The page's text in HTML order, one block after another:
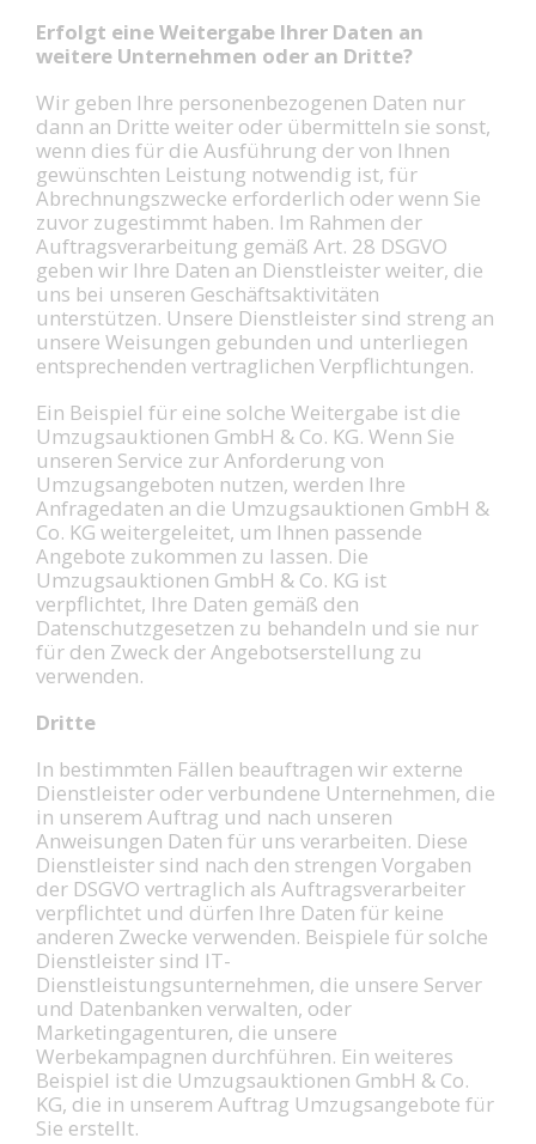
Erfolgt eine Weitergabe Ihrer Daten an
weitere Unternehmen oder an Dritte?
Wir geben Ihre personenbezogenen Daten nur
dann an Dritte weiter oder übermitteln sie sonst,
wenn dies für die Ausführung der von Ihnen
gewünschten Leistung notwendig ist, für
Abrechnungszwecke erforderlich oder wenn Sie
zuvor zugestimmt haben. Im Rahmen der
Auftragsverarbeitung gemäß Art. 28 DSGVO
geben wir Ihre Daten an Dienstleister weiter, die
uns bei unseren Geschäftsaktivitäten
unterstützen. Unsere Dienstleister sind streng an
unsere Weisungen gebunden und unterliegen
entsprechenden vertraglichen Verpflichtungen.
Ein Beispiel für eine solche Weitergabe ist die
Umzugsauktionen GmbH & Co. KG. Wenn Sie
unseren Service zur Anforderung von
Umzugsangeboten nutzen, werden Ihre
Anfragedaten an die Umzugsauktionen GmbH &
Co. KG weitergeleitet, um Ihnen passende
Angebote zukommen zu lassen. Die
Umzugsauktionen GmbH & Co. KG ist
verpflichtet, Ihre Daten gemäß den
Datenschutzgesetzen zu behandeln und sie nur
für den Zweck der Angebotserstellung zu
verwenden.
Dritte
In bestimmten Fällen beauftragen wir externe
Dienstleister oder verbundene Unternehmen, die
in unserem Auftrag und nach unseren
Anweisungen Daten für uns verarbeiten. Diese
Dienstleister sind nach den strengen Vorgaben
der DSGVO vertraglich als Auftragsverarbeiter
verpflichtet und dürfen Ihre Daten für keine
anderen Zwecke verwenden. Beispiele für solche
Dienstleister sind IT-
Dienstleistungsunternehmen, die unsere Server
und Datenbanken verwalten, oder
Marketingagenturen, die unsere
Werbekampagnen durchführen. Ein weiteres
Beispiel ist die Umzugsauktionen GmbH & Co.
KG, die in unserem Auftrag Umzugsangebote für
Sie erstellt.